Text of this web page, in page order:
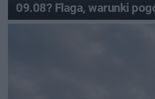
09.08? Flaga, warunki